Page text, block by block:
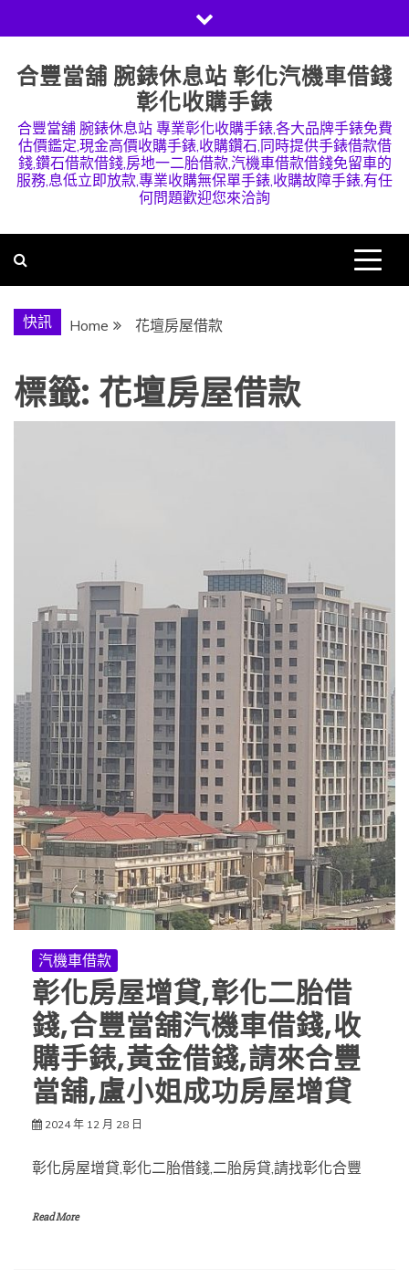
to
content
合豐當舖 腕錶休息站 彰化汽機車借錢
彰化收購手錶
合豐當舖 腕錶休息站 專業彰化收購手錶,各大品牌手錶免費
估價鑑定,現金高價收購手錶,收購鑽石,同時提供手錶借款借
錢,鑽石借款借錢,房地一二胎借款,汽機車借款借錢免留車的
服務,息低立即放款,專業收購無保單手錶,收購故障手錶,有任
何問題歡迎您來洽詢
快訊 Home 花壇房屋借款
標籤: 花壇房屋借款
汽機車借款
彰化房屋增貸,彰化二胎借
錢,合豐當舖汽機車借錢,收
購手錶,黃金借錢,請來合豐
當舖,盧小姐成功房屋增貸
2024 年 12 月 28 日
彰化房屋增貸,彰化二胎借錢,二胎房貸,請找彰化合豐
Read More